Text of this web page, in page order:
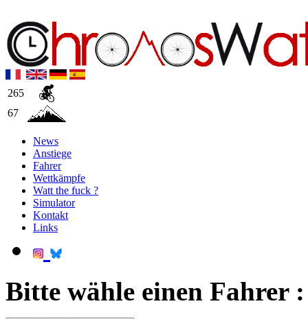
265
67
News
Anstiege
Fahrer
Wettkämpfe
Watt the fuck ?
Simulator
Kontakt
Links
Bitte wähle einen Fahrer :